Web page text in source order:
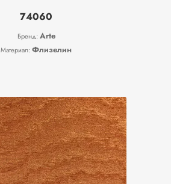
74060
Бренд: Arte
Материал: Флизелин